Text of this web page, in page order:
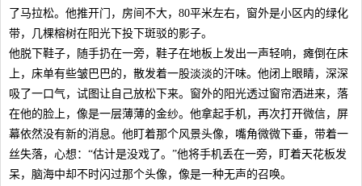
了马拉松。他推开门，房间不大，80平米左右，窗外是小区内的绿化
带，几棵榕树在阳光下投下斑驳的影子。
他脱下鞋子，随手扔在一旁，鞋子在地板上发出一声轻响，瘫倒在床
上，床单有些皱巴巴的，散发着一股淡淡的汗味。他闭上眼睛，深深
吸了一口气，试图让自己放松下来。窗外的阳光透过窗帘洒进来，落
在他的脸上，像是一层薄薄的金纱。他拿起手机，再次打开微信，屏
幕依然没有新的消息。他盯着那个风景头像，嘴角微微下垂，带着一
丝失落，心想：“估计是没戏了。”他将手机丢在一旁，盯着天花板发
呆，脑海中却不时闪过那个头像，像是一种无声的召唤。